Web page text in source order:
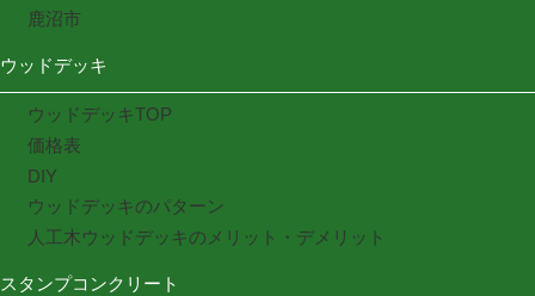
鹿沼市
ウッドデッキ
ウッドデッキTOP
価格表
DIY
ウッドデッキのパターン
人工木ウッドデッキのメリット・デメリット
スタンプコンクリート